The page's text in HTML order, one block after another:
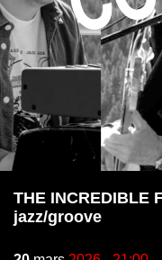
THE INCREDIBLE
jazz/groove